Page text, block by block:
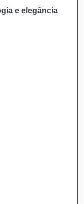
e elegância